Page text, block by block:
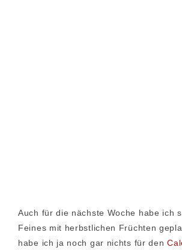
Auch für die nächste Woche habe ich
Feines mit herbstlichen Früchten
habe ich ja noch gar nichts für den